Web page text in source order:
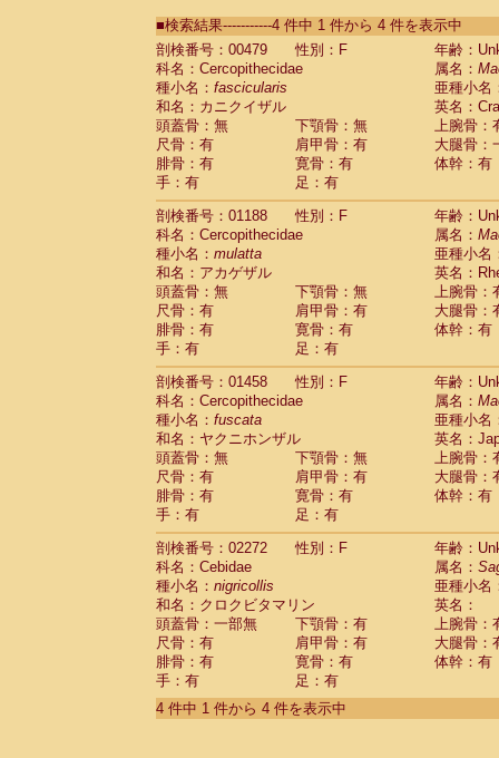
CebidaeSaguinus labiatus(0)
Cebidae Saguinus leucopus (0)
CebidaeSaguinus midas
CebidaeSaguinus mystax
CebidaeSaguinus nigricollis (1)
Cebidae Saguinus oedipus
Cebidae Saguinus weddelli
Cebidae Saguinusspp.
Cebidae Aotus trivirgatus
Cebidae Cebus albifrons
CebidaeCebus apella
Cebidae
CebidaeCebus nigrivittatus
Cebidae Cebusspp.(0)
Cebidae Saimiri boliviensis
Cebidae Saimiri sciureus
Atelidae Alouatta caraya
AtelidaeAlouatta fusca
AtelidaeAlouatta seniculus
AtelidaeAlouatta
Atelidae Ateles belzebuth
Atelidae Ateles geoffroyi
Atelidae Ateles paniscus
Atelidae Atelesspp.
Atelidae Lagothrix lagothricha
AtelidaeLagothrix lagothricha cana(0)
Pitheciidae
Cacajao calvus
Pitheciidae
Callicebus cupreus(0)
Pitheciidae Callicebus donacophilus(0)
PitheciidaeCallicebus moloch(0)
Pitheciidae Callicebus torquatus(0)
Pitheciidae Callicebus
Pitheciidae Chiropotes satanas
Pitheciidae Pithecia monachus
PitheciidaePithecia pithecia
■検索結果-----------4 件中 1 件から 4 件を表示中
剖検番号：00479
性別：F
年齢：
科名：Cercopithecidae
属名：
種小名： fascicularis
亜種小名
和名：カニクイザル
英名：
頭蓋骨：無
下顎骨：無
上腕骨：
尺骨：有
肩甲骨：有
大腿骨：
腓骨：有
寛骨：有
体幹：有
手：有
足：有
剖検番号：01188
性別：F
年齢：
科名：Cercopithecidae
属名：
種小名： mulatta
亜種小名
和名：アカゲザル
英名：
頭蓋骨：無
下顎骨：無
上腕骨：
尺骨：有
肩甲骨：有
大腿骨：
腓骨：有
寛骨：有
体幹：有
手：有
足：有
剖検番号：01458
性別：F
年齢：
科名：Cercopithecidae
属名：
種小名： fuscata
亜種小名
和名：ヤクニホンザル
英名：
頭蓋骨：無
下顎骨：無
上腕骨：
尺骨：有
肩甲骨：有
大腿骨：
腓骨：有
寛骨：有
体幹：有
手：有
足：有
剖検番号：02272
性別：F
年齢：
科名：Cebidae
属名：
種小名： nigricollis
亜種小名
和名：クロクビタマリン
英名：
頭蓋骨：一部無
下顎骨：有
上腕骨：
尺骨：有
肩甲骨：有
大腿骨：
腓骨：有
寛骨：有
体幹：有
手：有
足：有
4 件中 1 件から 4 件を表示中